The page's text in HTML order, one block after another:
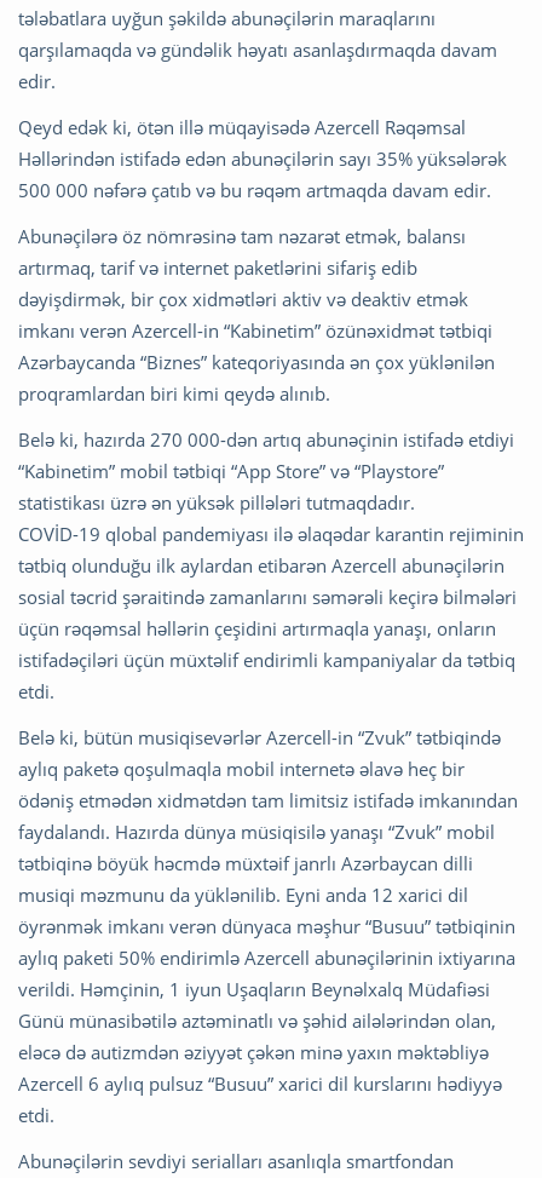
tələbatlara uyğun şəkildə abunəçilərin maraqlarını
qarşılamaqda və gündəlik həyatı asanlaşdırmaqda davam
edir.
Qeyd edək ki, ötən illə müqayisədə Azercell Rəqəmsal
Həllərindən istifadə edən abunəçilərin sayı 35% yüksələrək
500 000 nəfərə çatıb və bu rəqəm artmaqda davam edir.
Abunəçilərə öz nömrəsinə tam nəzarət etmək, balansı
artırmaq, tarif və internet paketlərini sifariş edib
dəyişdirmək, bir çox xidmətləri aktiv və deaktiv etmək
imkanı verən Azercell-in “Kabinetim” özünəxidmət tətbiqi
Azərbaycanda “Biznes” kateqoriyasında ən çox yüklənilən
proqramlardan biri kimi qeydə alınıb.
Belə ki, hazırda 270 000-dən artıq abunəçinin istifadə etdiyi
“Kabinetim” mobil tətbiqi “App Store” və “Playstore”
statistikası üzrə ən yüksək pillələri tutmaqdadır.
COVİD-19 qlobal pandemiyası ilə əlaqədar karantin rejiminin
tətbiq olunduğu ilk aylardan etibarən Azercell abunəçilərin
sosial təcrid şəraitində zamanlarını səmərəli keçirə bilmələri
üçün rəqəmsal həllərin çeşidini artırmaqla yanaşı, onların
istifadəçiləri üçün müxtəlif endirimli kampaniyalar da tətbiq
etdi.
Belə ki, bütün musiqisevərlər Azercell-in “Zvuk” tətbiqində
aylıq paketə qoşulmaqla mobil internetə əlavə heç bir
ödəniş etmədən xidmətdən tam limitsiz istifadə imkanından
faydalandı. Hazırda dünya müsiqisilə yanaşı “Zvuk” mobil
tətbiqinə böyük həcmdə müxtəif janrlı Azərbaycan dilli
musiqi məzmunu da yüklənilib. Eyni anda 12 xarici dil
öyrənmək imkanı verən dünyaca məşhur “Busuu” tətbiqinin
aylıq paketi 50% endirimlə Azercell abunəçilərinin ixtiyarına
verildi. Həmçinin, 1 iyun Uşaqların Beynəlxalq Müdafiəsi
Günü münasibətilə aztəminatlı və şəhid ailələrindən olan,
eləcə də autizmdən əziyyət çəkən minə yaxın məktəbliyə
Azercell 6 aylıq pulsuz “Busuu” xarici dil kurslarını hədiyyə
etdi.
Abunəçilərin sevdiyi serialları asanlıqla smartfondan